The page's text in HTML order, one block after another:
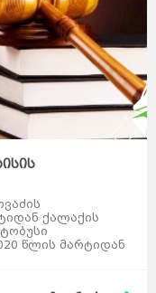
ქალაქის
წლის მარტიდან